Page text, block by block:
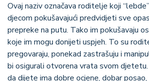
Ovaj naziv označava roditelje koji
djecom pokušavajući predvidjeti sve
prepreke na putu. Tako im pokušavaju
koje im mogu donijeti uspjeh. To su
pregovaraju, ponekad zastrašuju i
bi osigurali otvorena vrata svom
da dijete ima dobre ocjene, dobar